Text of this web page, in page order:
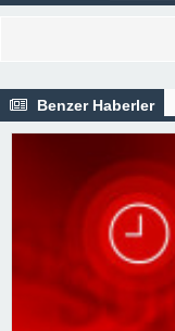
Benzer Haberler